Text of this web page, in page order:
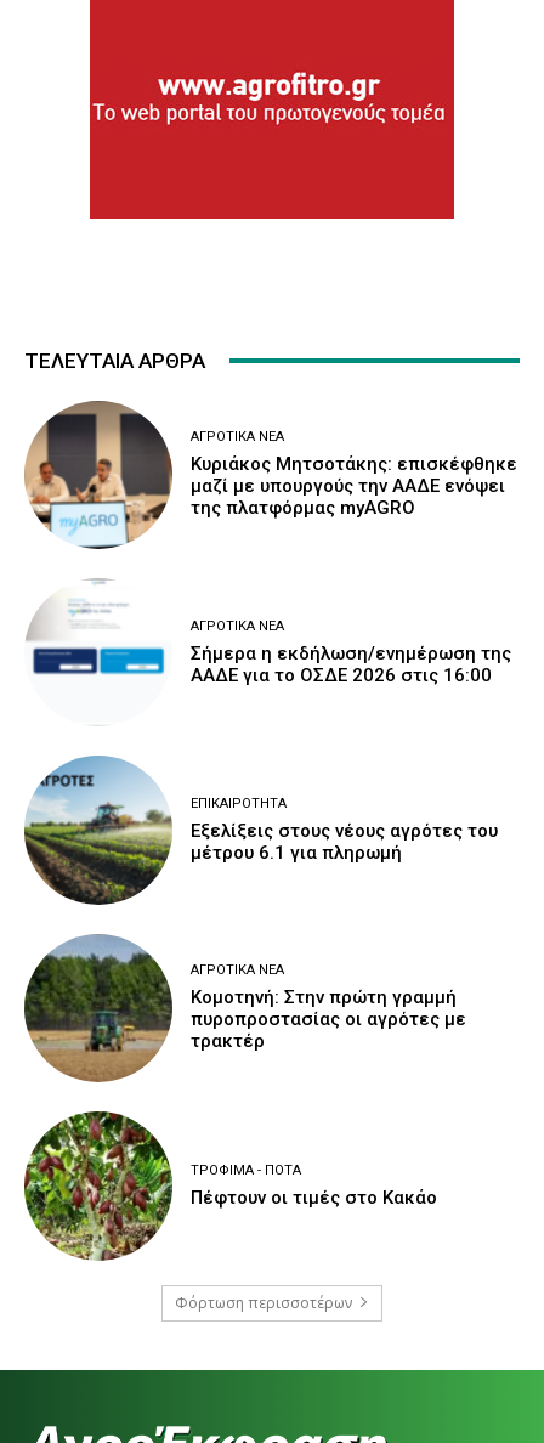
ΤΕΛΕΥΤΑΙΑ ΑΡΘΡΑ
ΑΓΡΟΤΙΚΆ ΝΈΑ
Κυριάκος Μητσοτάκης: επισκέφθηκε
μαζί με υπουργούς την ΑΑΔΕ ενόψει
της πλατφόρμας myAGRO
ΑΓΡΟΤΙΚΆ ΝΈΑ
Σήμερα η εκδήλωση/ενημέρωση της
ΑΑΔΕ για το ΟΣΔΕ 2026 στις 16:00
ΕΠΙΚΑΙΡΌΤΗΤΑ
Εξελίξεις στους νέους αγρότες του
μέτρου 6.1 για πληρωμή
ΑΓΡΟΤΙΚΆ ΝΈΑ
Κομοτηνή: Στην πρώτη γραμμή
πυροπροστασίας οι αγρότες με
τρακτέρ
ΤΡΌΦΙΜΑ - ΠΟΤΆ
Πέφτουν οι τιμές στο Κακάο
Φόρτωση περισσοτέρων